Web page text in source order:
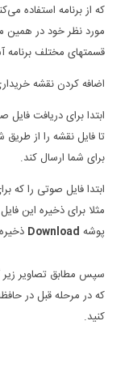
که از برنامه استفاده
مورد نظر خود در همین
قسمتهای مختلف برنامه
اضافه کردن نقشه
ابتدا برای دریافت
تا فایل نقشه را از طریق
برای شما ارسال کند.
ابتدا فایل صوتی را که
مثلا برای ذخیره این
پوشه Download
سپس مطابق تصاویر زیر
که در مرحله قبل در
کنید.